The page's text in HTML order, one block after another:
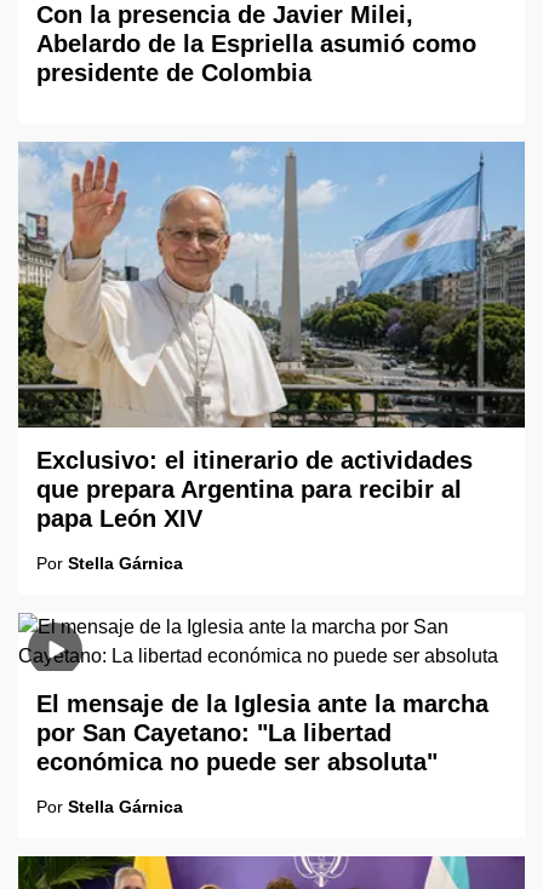
Con la presencia de Javier Milei,
Abelardo de la Espriella asumió como
presidente de Colombia
Exclusivo: el itinerario de actividades
que prepara Argentina para recibir al
papa León XIV
Por Stella Gárnica
El mensaje de la Iglesia ante la marcha
por San Cayetano: "La libertad
económica no puede ser absoluta"
Por Stella Gárnica